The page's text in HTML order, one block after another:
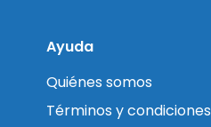
Ayuda
Quiénes somos
Términos y condiciones